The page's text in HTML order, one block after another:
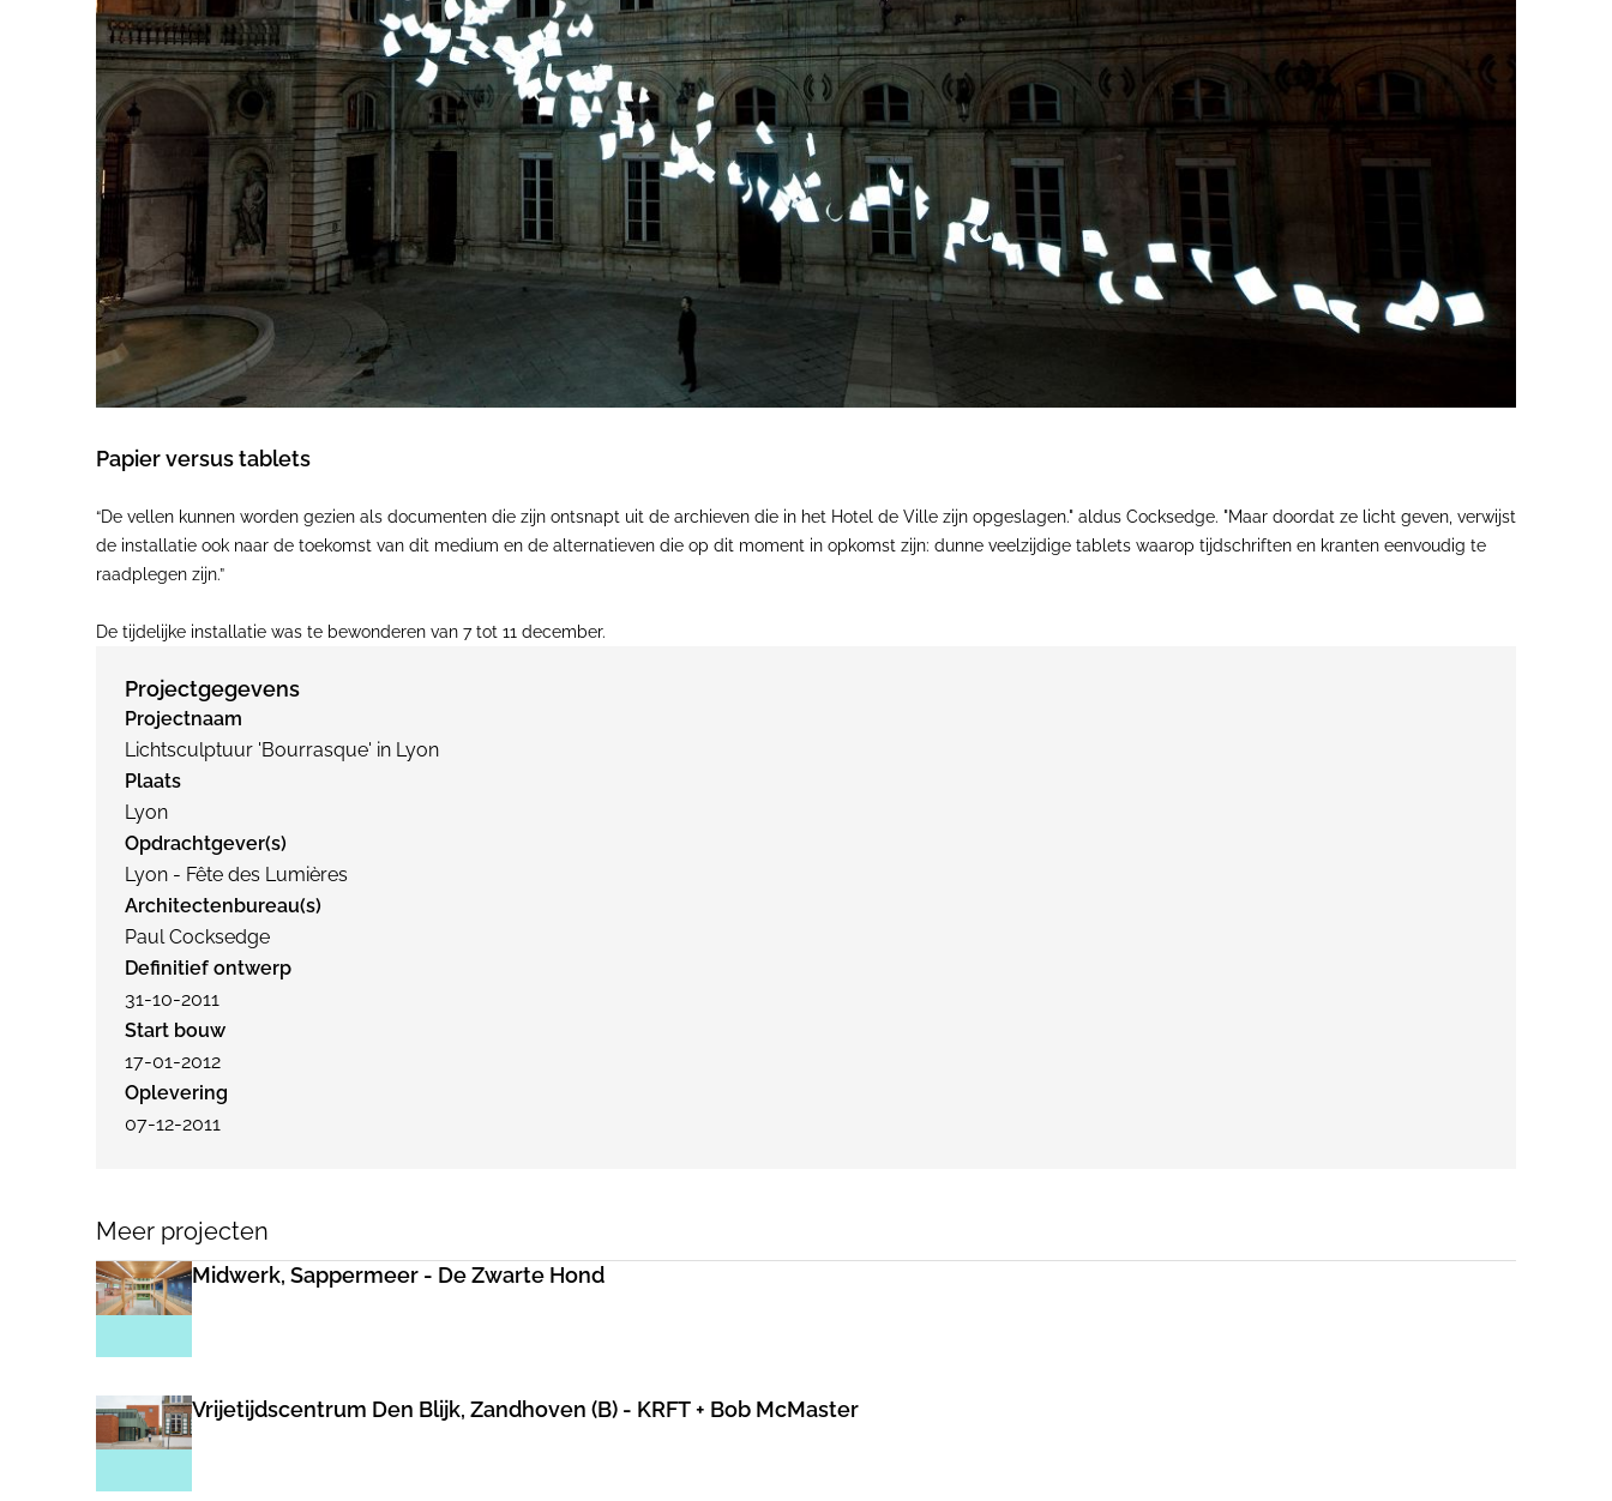
Papier versus tablets
“De vellen kunnen worden gezien als documenten die zijn ontsnapt uit de archieven die in het Hotel de Ville zijn opgeslagen." aldus Cocksedge. "Maar doordat ze licht geven, verwijst
de installatie ook naar de toekomst van dit medium en de alternatieven die op dit moment in opkomst zijn: dunne veelzijdige tablets waarop tijdschriften en kranten eenvoudig te
raadplegen zijn.”
De tijdelijke installatie was te bewonderen van 7 tot 11 december.
Projectgegevens
Projectnaam
Lichtsculptuur 'Bourrasque' in Lyon
Plaats
Lyon
Opdrachtgever(s)
Lyon - Fête des Lumières
Architectenbureau(s)
Paul Cocksedge
Definitief ontwerp
31-10-2011
Start bouw
17-01-2012
Oplevering
07-12-2011
Meer projecten
Midwerk, Sappermeer - De Zwarte Hond
Vrijetijdscentrum Den Blijk, Zandhoven (B) - KRFT + Bob McMaster